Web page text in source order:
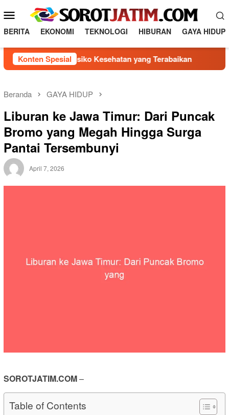
ke
konten
Menu
Mobile
BERITA EKONOMI TEKNOLOGI HIBURAN GAYA HIDUP
Konten Spesial
5 Faktor Risiko Kesehatan yang Terabaikan Direksi
Beranda GAYA HIDUP
Liburan ke Jawa Timur: Dari Puncak
Bromo yang Megah Hingga Surga
Pantai Tersembunyi
April 7, 2026
SOROTJATIM.COM–
Table of Contents